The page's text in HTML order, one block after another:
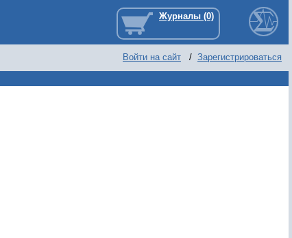
Войти на сайт / Зарегистрироваться